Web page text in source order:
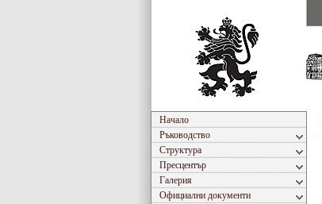
Начало
Ръководство
Структура
Пресцентър
Галерия
Официални документи